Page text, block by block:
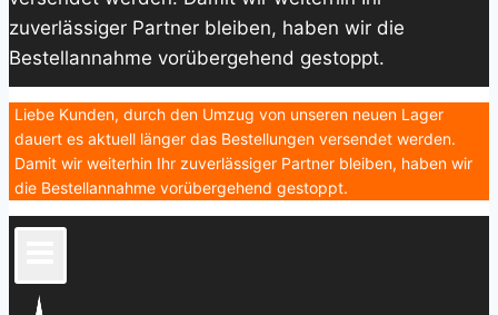
zuverlässiger Partner bleiben, haben wir die
Bestellannahme vorübergehend gestoppt.
Liebe Kunden, durch den Umzug von unseren neuen Lager
dauert es aktuell länger das Bestellungen versendet werden.
Damit wir weiterhin Ihr zuverlässiger Partner bleiben, haben wir
die Bestellannahme vorübergehend gestoppt.